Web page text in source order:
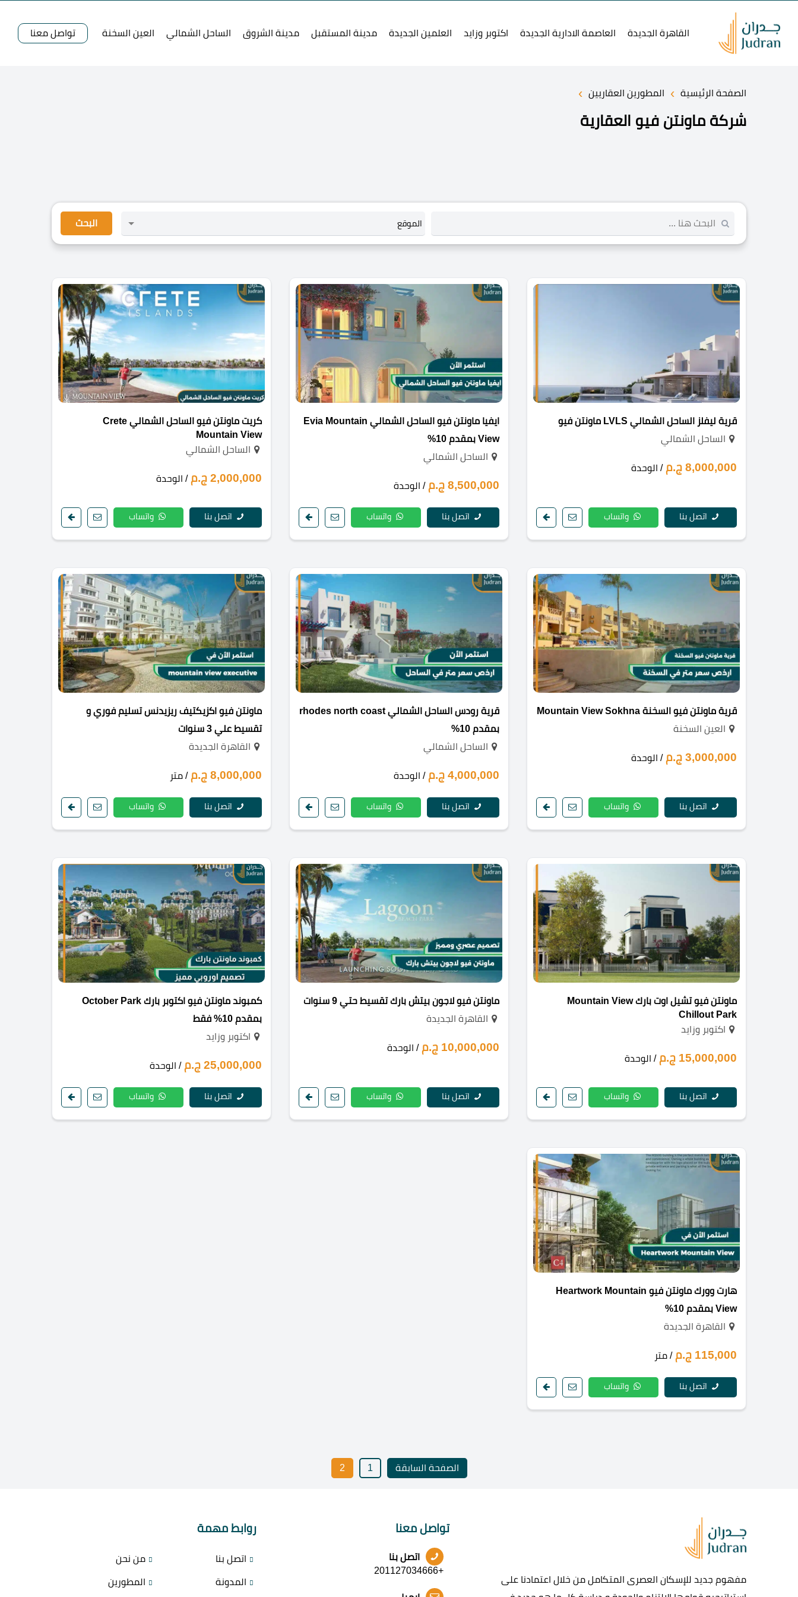
القاهرة الجديدة العاصمة الادارية الجديدة اكتوبر وزايد العلمين الجديدة مدينة المستقبل مدينة الشروق الساحل الشمالي العين السخنة تواصل معنا
الصفحة الرئيسية › المطورين العقاريين ›
شركة ماونتن فيو العقارية
البحث
قرية ليفلز الساحل الشمالي LVLS ماونتن فيو
الساحل الشمالي
8,000,000 ج.م / الوحدة
اتصل بنا واتساب
ايفيا ماونتن فيو الساحل الشمالي Evia Mountain
View بمقدم 10%
الساحل الشمالي
8,500,000 ج.م / الوحدة
اتصل بنا واتساب
كريت ماونتن فيو الساحل الشمالي Crete
Mountain View
الساحل الشمالي
2,000,000 ج.م / الوحدة
اتصل بنا واتساب
قرية ماونتن فيو السخنة Mountain View Sokhna
العين السخنة
3,000,000 ج.م / الوحدة
اتصل بنا واتساب
قرية رودس الساحل الشمالي rhodes north coast
بمقدم 10%
الساحل الشمالي
4,000,000 ج.م / الوحدة
اتصل بنا واتساب
ماونتن فيو اكزيكتيف ريزيدنس تسليم فوري و
تقسيط علي 3 سنوات
القاهرة الجديدة
8,000,000 ج.م / متر
اتصل بنا واتساب
ماونتن فيو تشيل اوت بارك Mountain View
Chillout Park
اكتوبر وزايد
15,000,000 ج.م / الوحدة
اتصل بنا واتساب
ماونتن فيو لاجون بيتش بارك تقسيط حتي 9 سنوات
القاهرة الجديدة
10,000,000 ج.م / الوحدة
اتصل بنا واتساب
كمبوند ماونتن فيو اكتوبر بارك October Park
بمقدم 10% فقط
اكتوبر وزايد
25,000,000 ج.م / الوحدة
اتصل بنا واتساب
هارت وورك ماونتن فيو Heartwork Mountain
View بمقدم 10%
القاهرة الجديدة
115,000 ج.م / متر
اتصل بنا واتساب
الصفحة السابقة 1
2
مفهوم جديد للإسكان العصرى المتكامل من خلال اعتمادنا على
تواصل معنا
اتصل بنا
+201127034666
روابط مهمة
اتصل بنا من نحن
المدونة المطورين